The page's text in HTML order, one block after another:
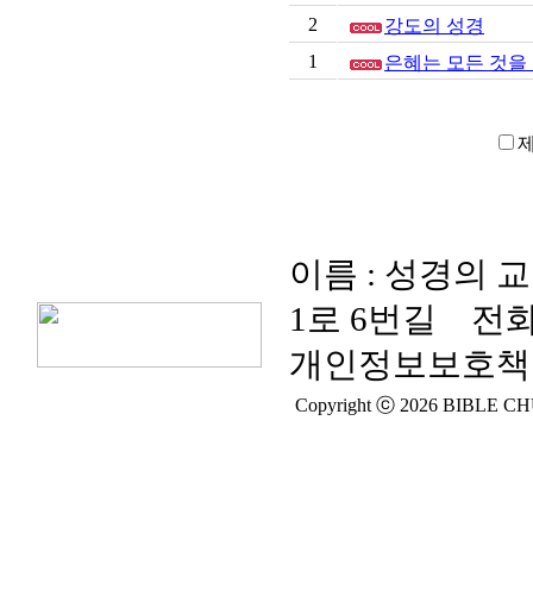
2
강도의 성경
1
은혜는 모든 것
이름 : 성경의
1로 6번길
전
개인정보보호
Copyright ⓒ 2026 BIBLE